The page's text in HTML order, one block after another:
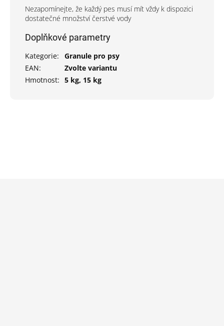
Nezapomínejte, že každý pes musí mít vždy k dispozici
dostatečné množství čerstvé vody
Doplňkové parametry
Kategorie:
Granule pro psy
EAN:
Zvolte variantu
Hmotnost: 5 kg, 15 kg